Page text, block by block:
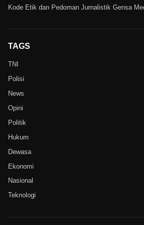
Kode Etik dan Pedoman Jurnalistik Gensa
TAGS
TNI
Polisi
News
Opini
Politik
Hukum
Dewasa
Ekonomi
Nasional
Teknologi